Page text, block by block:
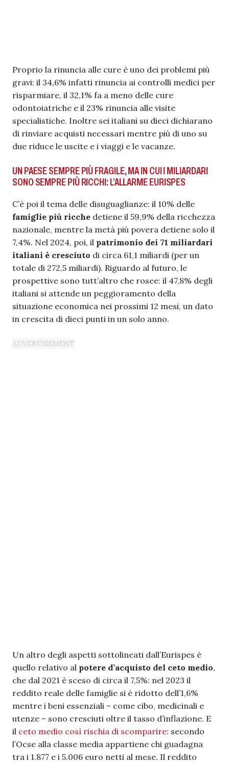
Proprio la rinuncia alle cure è uno dei problemi più
gravi: il 34,6% infatti rinuncia ai controlli medici per
risparmiare, il 32,1% fa a meno delle cure
odontoiatriche e il 23% rinuncia alle visite
specialistiche. Inoltre sei italiani su dieci dichiarano
di rinviare acquisti necessari mentre più di uno su
due riduce le uscite e i viaggi e le vacanze.
UN PAESE SEMPRE PIÙ FRAGILE, MA IN CUI I MILIARDARI
SONO SEMPRE PIÙ RICCHI: L’ALLARME EURISPES
C’è poi il tema delle disuguaglianze: il 10% delle
famiglie più ricche detiene il 59,9% della ricchezza
nazionale, mentre la metà più povera detiene solo il
7,4%. Nel 2024, poi, il patrimonio dei 71 miliardari
italiani è cresciuto di circa 61,1 miliardi (per un
totale di 272,5 miliardi). Riguardo al futuro, le
prospettive sono tutt’altro che rosee: il 47,8% degli
italiani si attende un peggioramento della
situazione economica nei prossimi 12 mesi, un dato
in crescita di dieci punti in un solo anno.
Un altro degli aspetti sottolineati dall’Eurispes è
quello relativo al potere d’acquisto del ceto medio,
che dal 2021 è sceso di circa il 7,5%: nel 2023 il
reddito reale delle famiglie si è ridotto dell’1,6%
mentre i beni essenziali – come cibo, medicinali e
utenze – sono cresciuti oltre il tasso d’inflazione. E
il ceto medio così rischia di scomparire: secondo
l’Ocse alla classe media appartiene chi guadagna
tra i 1.877 e i 5.006 euro netti al mese. Il reddito